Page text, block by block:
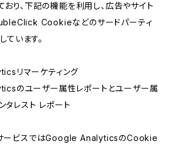
おり、下記の機能を利用し、広告やサイト
Cookieなどのサードパーティ
います。
リマーケティング
のユーザー属性レポートとユーザー属
タレスト レポート
サービスではGoogle AnalyticsのCookie